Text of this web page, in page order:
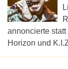
annoncierte
Horizon und